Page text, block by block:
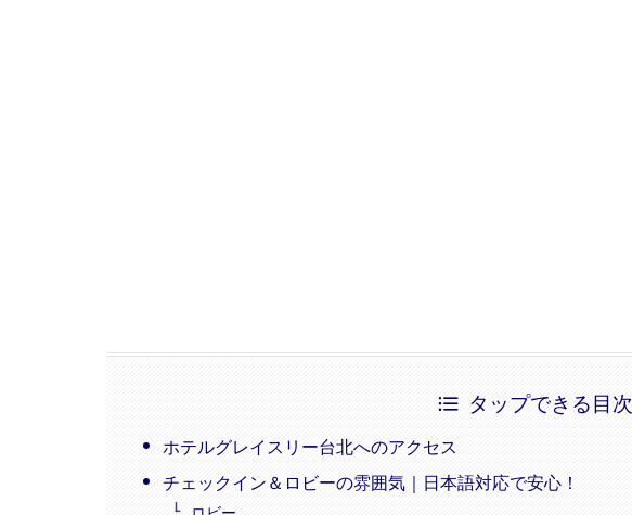
タップできる目次
ホテルグレイスリー台北へのアクセス
チェックイン＆ロビーの雰囲気｜日本語対応で安心！